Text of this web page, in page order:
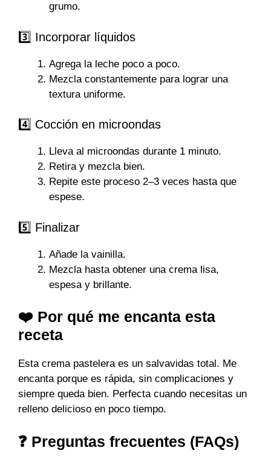
grumo.
3️⃣ Incorporar líquidos
Agrega la leche poco a poco.
Mezcla constantemente para lograr una
textura uniforme.
4️⃣ Cocción en microondas
Lleva al microondas durante 1 minuto.
Retira y mezcla bien.
Repite este proceso 2–3 veces hasta que
espese.
5️⃣ Finalizar
Añade la vainilla.
Mezcla hasta obtener una crema lisa,
espesa y brillante.
❤️ Por qué me encanta esta
receta
Esta crema pastelera es un salvavidas total. Me
encanta porque es rápida, sin complicaciones y
siempre queda bien. Perfecta cuando necesitas un
relleno delicioso en poco tiempo.
❓ Preguntas frecuentes (FAQs)